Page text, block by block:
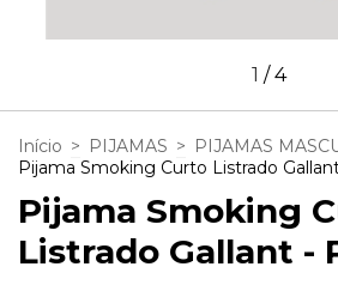
1 /4
Início > PIJAMAS > PIJAMAS
Pijama Smoking Curto Listrado
Pijama Smoking
Listrado Gallant -